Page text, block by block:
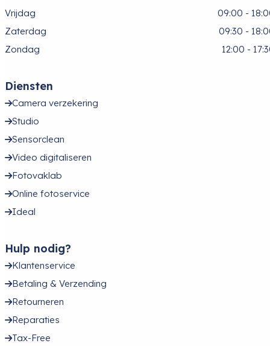
Vrijdag
09:00 -
Zaterdag
09:30 -
Zondag
12:00 -
Diensten
Camera verzekering
Studio
Sensorclean
Video digitaliseren
Fotovaklab
Online fotoservice
Ideal
Hulp nodig?
Klantenservice
Betaling & Verzending
Retourneren
Reparaties
Tax-Free